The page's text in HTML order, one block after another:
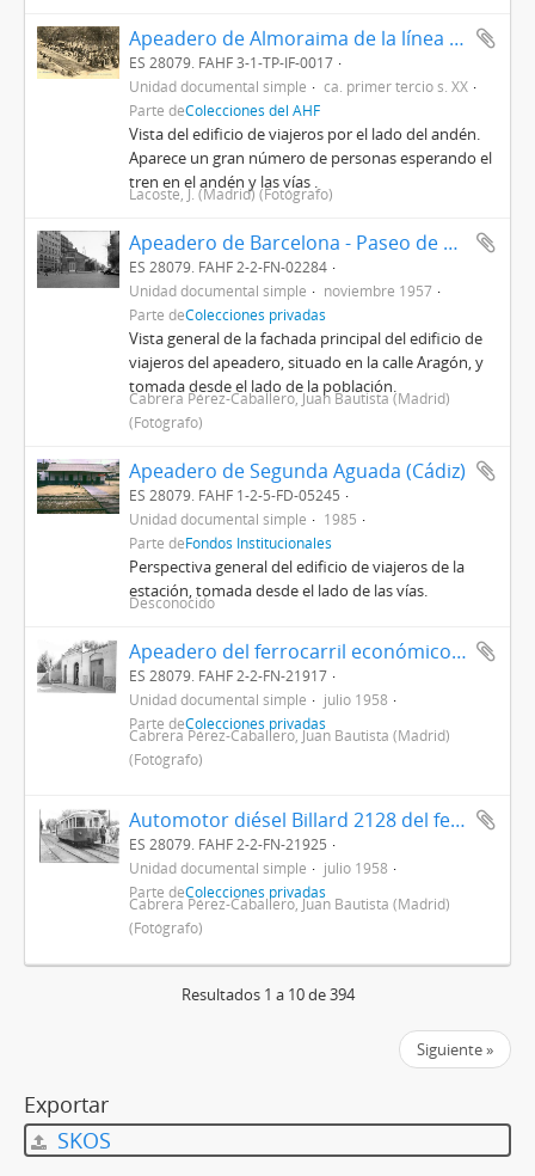
Apeadero de Almoraima de la línea de Bobadilla a Algeciras, situado en Castellar de la Frontera (Cádiz)
ES 28079. FAHF 3-1-TP-IF-0017
Unidad documental simple
ca. primer tercio s. XX
Parte deColecciones del AHF
Vista del edificio de viajeros por el lado del andén.
Aparece un gran número de personas esperando el
tren en el andén y las vías .
Lacoste, J. (Madrid) (Fotógrafo)
Apeadero de Barcelona - Paseo de Gracia de la línea de Tarragona a Barcelona
ES 28079. FAHF 2-2-FN-02284
Unidad documental simple
noviembre 1957
Parte deColecciones privadas
Vista general de la fachada principal del edificio de
viajeros del apeadero, situado en la calle Aragón, y
tomada desde el lado de la población.
Cabrera Pérez-Caballero, Juan Bautista (Madrid)
(Fotógrafo)
Apeadero de Segunda Aguada (Cádiz)
ES 28079. FAHF 1-2-5-FD-05245
Unidad documental simple
1985
Parte deFondos Institucionales
Perspectiva general del edificio de viajeros de la
estación, tomada desde el lado de las vías.
Desconocido
Apeadero del ferrocarril económico de Reus a Salou, de vía estrecha y conocido como el Carrilet
ES 28079. FAHF 2-2-FN-21917
Unidad documental simple
julio 1958
Parte deColecciones privadas
Cabrera Pérez-Caballero, Juan Bautista (Madrid)
(Fotógrafo)
Automotor diésel Billard 2128 del ferrocarril económico de Reus a Salou, de vía estrecha y conocido como el Carrilet
ES 28079. FAHF 2-2-FN-21925
Unidad documental simple
julio 1958
Parte deColecciones privadas
Cabrera Pérez-Caballero, Juan Bautista (Madrid)
(Fotógrafo)
Resultados 1 a 10 de 394
Siguiente »
Exportar
SKOS